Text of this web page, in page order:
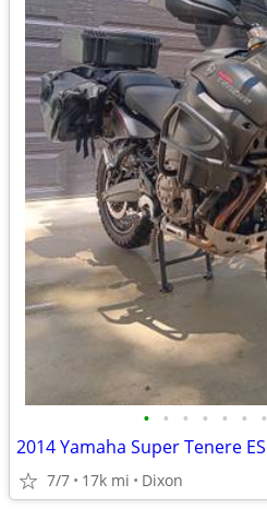
• • • • • • •
2014 Yamaha Super Tenere ES
7/7 17k mi Dixon